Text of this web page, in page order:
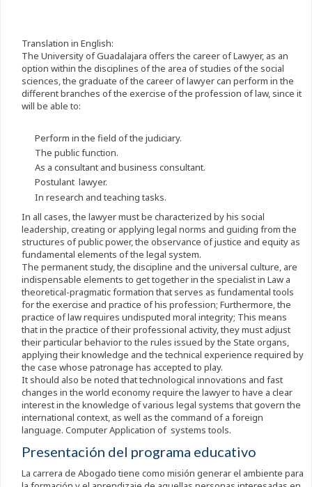
Translation in English:
The University of Guadalajara offers the career of Lawyer, as an
option within the disciplines of the area of studies of the social
sciences, the graduate of the career of lawyer can perform in the
different branches of the exercise of the profession of law, since it
will be able to:
Perform in the field of the judiciary.
The public function.
As a consultant and business consultant.
Postulant lawyer.
In research and teaching tasks.
In all cases, the lawyer must be characterized by his social
leadership, creating or applying legal norms and guiding from the
structures of public power, the observance of justice and equity as
fundamental elements of the legal system.
The permanent study, the discipline and the universal culture, are
indispensable elements to get together in the specialist in Law a
theoretical-pragmatic formation that serves as fundamental tools
for the exercise and practice of his profession; Furthermore, the
practice of law requires undisputed moral integrity; This means
that in the practice of their professional activity, they must adjust
their particular behavior to the rules issued by the State organs,
applying their knowledge and the technical experience required by
the case whose patronage has accepted to play.
It should also be noted that technological innovations and fast
changes in the world economy require the lawyer to have a clear
interest in the knowledge of various legal systems that govern the
international context, as well as the command of a foreign
language. Computer Application of systems tools.
Presentación del programa educativo
La carrera de Abogado tiene como misión generar el ambiente para